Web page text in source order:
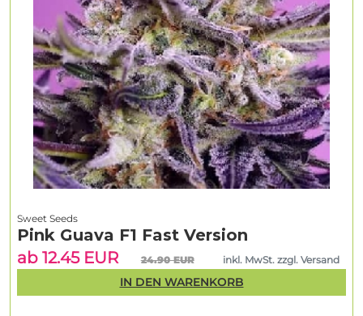
Sweet Seeds
Pink Guava F1 Fast Version
ab 12.45 EUR
24.90 EUR inkl. MwSt. zzgl. Versand
IN DEN WARENKORB